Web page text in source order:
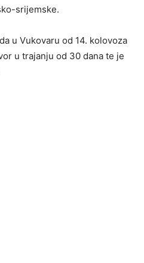
srijemske.
u Vukovaru od 14. kolovoza
u trajanju od 30 dana te je